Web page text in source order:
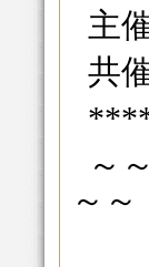
主
共
～
～～